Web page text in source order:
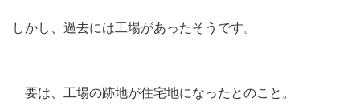
しかし、過去には工場があったそうです。
要は、工場の跡地が住宅地になったとのこと。